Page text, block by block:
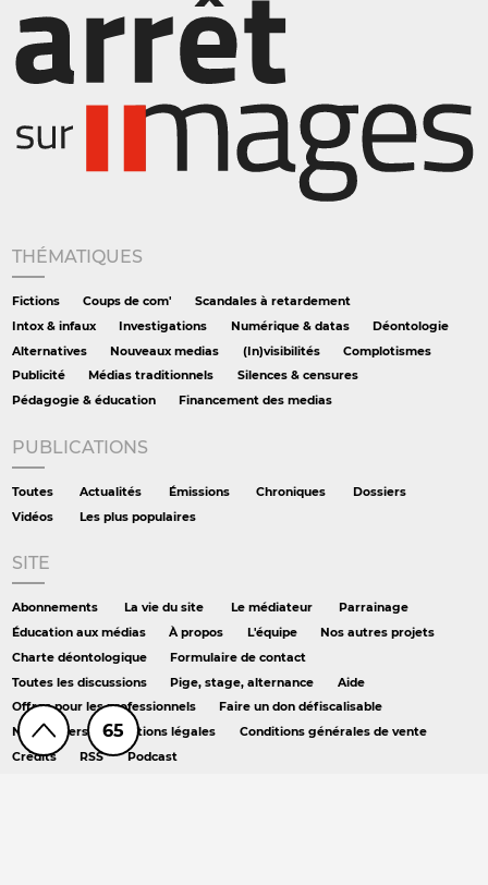
65
THÉMATIQUES
Fictions Coups de com'
Scandales à retardement
Intox & infaux
Investigations Numérique & datas
Déontologie
Alternatives
Nouveaux medias (In)visibilités
Complotismes
Publicité
Médias traditionnels
Silences & censures
Pédagogie & éducation
Financement des medias
PUBLICATIONS
Toutes Actualités Émissions Chroniques
Dossiers
Vidéos
Les plus populaires
SITE
Abonnements La vie du site Le médiateur
Parrainage
Éducation aux médias
À propos L'équipe
Nos autres projets
Charte déontologique
Formulaire de contact
Toutes les discussions
Pige, stage, alternance
Aide
Offres pour les professionnels
Faire un don défiscalisable
Newsletters
Mentions légales
Conditions générales de vente
Crédits
RSS Podcast